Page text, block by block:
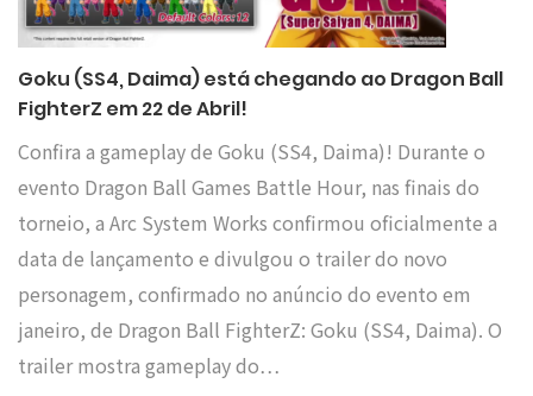
Goku (SS4, Daima) está chegando ao Dragon Ball
FighterZ em 22 de Abril!
Confira a gameplay de Goku (SS4, Daima)! Durante o
evento Dragon Ball Games Battle Hour, nas finais do
torneio, a Arc System Works confirmou oficialmente a
data de lançamento e divulgou o trailer do novo
personagem, confirmado no anúncio do evento em
janeiro, de Dragon Ball FighterZ: Goku (SS4, Daima). O
trailer mostra gameplay do…